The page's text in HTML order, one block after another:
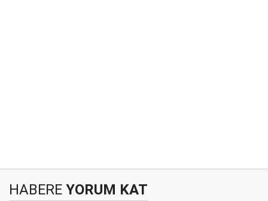
HABERE YORUM KAT